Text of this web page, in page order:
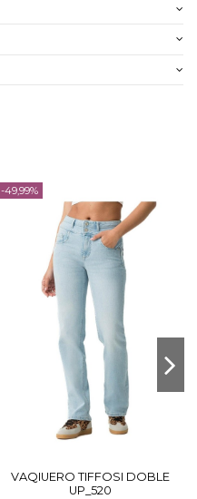
-49,99%
VAQIUERO TIFFOSI DOBLE
UP_520